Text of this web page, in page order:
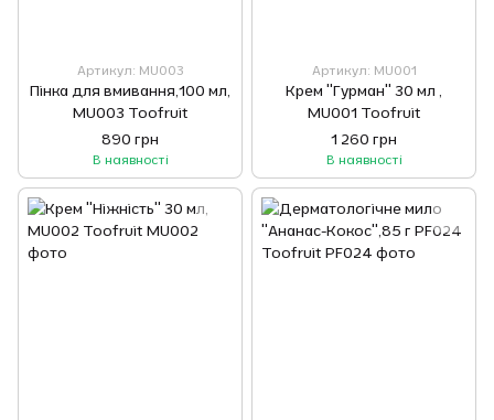
Артикул: MU003
Пінка для вмивання,100 мл,
MU003 Toofruit
890 грн
В наявності
Артикул: MU001
Крем "Гурман" 30 мл ,
MU001 Toofruit
1 260 грн
В наявності